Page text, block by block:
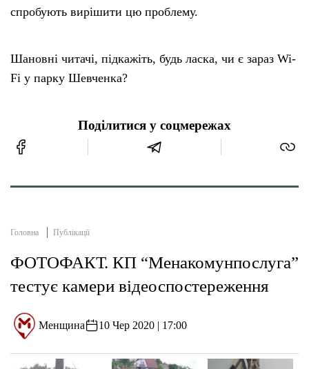
спробують вирішити цю проблему.
Шановні читачі, підкажіть, будь ласка, чи є зараз Wi-
Fi у парку Шевченка?
Поділитися у соцмережах
Головна Публікації
ФОТОФАКТ. КП “Менакомунпослуга”
тестує камери відеоспостереження
Менщина 10 Чер 2020 | 17:00